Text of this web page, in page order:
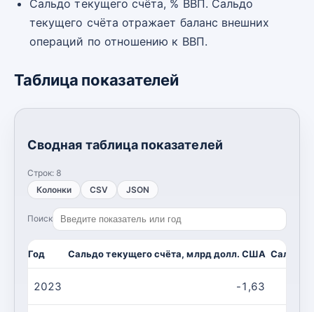
Сальдо текущего счёта, % ВВП. Сальдо
текущего счёта отражает баланс внешних
операций по отношению к ВВП.
Таблица показателей
Сводная таблица показателей
Строк: 8
Колонки
CSV JSON
Поиск
Год Сальдо текущего счёта, млрд долл. США Сальдо
2023 -1,63